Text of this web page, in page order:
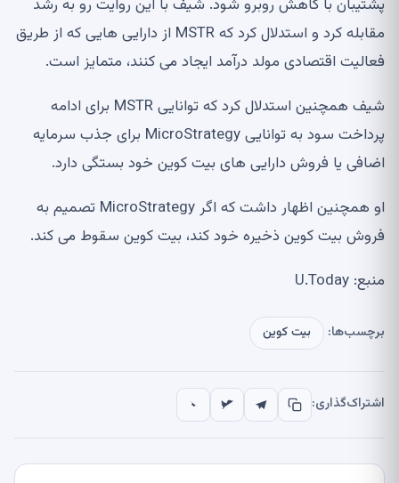
پشتیبان با کاهش روبرو شود. شیف با این روایت رو به رشد
مقابله کرد و استدلال کرد که MSTR از دارایی هایی که از طریق
فعالیت اقتصادی مولد درآمد ایجاد می کنند، متمایز است.
شیف همچنین استدلال کرد که توانایی MSTR برای ادامه
پرداخت سود به توانایی MicroStrategy برای جذب سرمایه
اضافی یا فروش دارایی های بیت کوین خود بستگی دارد.
او همچنین اظهار داشت که اگر MicroStrategy تصمیم به
فروش بیت کوین ذخیره خود کند، بیت کوین سقوط می کند.
منبع: U.Today
برچسب‌ها: بیت کوین
اشتراک‌گذاری: